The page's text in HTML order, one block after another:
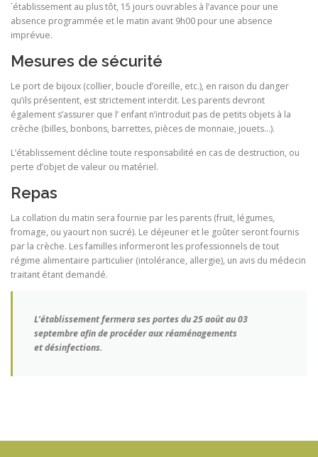
´établissement au plus tôt, 15 jours ouvrables à l’avance pour une
absence programmée et le matin avant 9h00 pour une absence
imprévue.
Mesures de sécurité
Le port de bijoux (collier, boucle d’oreille, etc.), en raison du danger
qu’ils présentent, est strictement interdit. Les parents devront
également s’assurer que l’ enfant n’introduit pas de petits objets à la
crèche (billes, bonbons, barrettes, pièces de monnaie, jouets…).
L’établissement décline toute responsabilité en cas de destruction, ou
perte d’objet de valeur ou matériel.
Repas
La collation du matin sera fournie par les parents (fruit, légumes,
fromage, ou yaourt non sucré). Le déjeuner et le goûter seront fournis
par la crèche. Les familles informeront les professionnels de tout
régime alimentaire particulier (intolérance, allergie), un avis du médecin
traitant étant demandé.
L’établissement fermera ses portesdu 25 août au 03
septembre afin de procéder aux réaménagements
et désinfections.